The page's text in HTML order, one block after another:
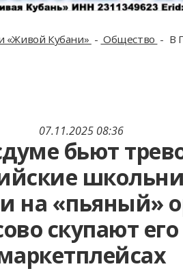
«Живой Кубани» Общество В
07.11.2025 08:36
бьют
на «пьяный»
скупают